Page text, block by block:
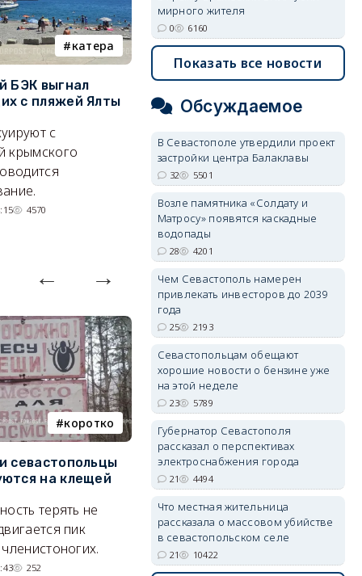
катера
БЭК выгнал
с пляжей Ялты
с
крымского
4570
электроснабжение
Губернатор Севастополя
рассказал о перспективах
электроснабжения города
Энергетики, подчеркнул он,
делают практически
невозможное.
07/08/2026 10:13 4494
коротко
севастопольцы
на клещей
терять не
пик
252
В Севастополе утвердили
проект застройки центра
Балаклавы
Там появится туристический
квартал с отелями и
парковками.
мирного жителя
0 6160
Показать все новости
Обсуждаемое
В Севастополе утвердили проект
застройки центра Балаклавы
32 5501
Возле памятника «Солдату и
Матросу» появятся каскадные
водопады
28 4201
Чем Севастополь намерен
привлекать инвесторов до 2039
года
25 2193
Севастопольцам обещают
хорошие новости о бензине уже
на этой неделе
23 5789
Губернатор Севастополя
рассказал о перспективах
электроснабжения города
21 4494
Что местная жительница
рассказала о массовом убийстве
в севастопольском селе
21 10422